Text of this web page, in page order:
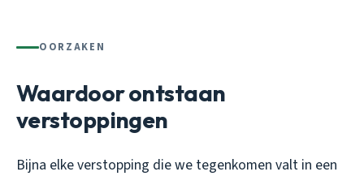
OORZAKEN
Waardoor ontstaan
verstoppingen
Bijna elke verstopping die we tegenkomen valt in een